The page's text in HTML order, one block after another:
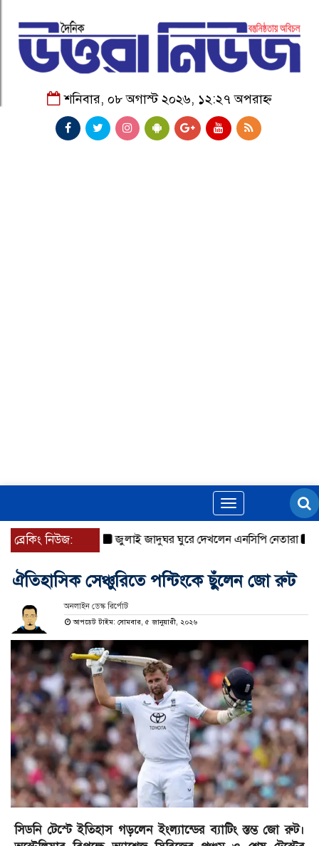
শনিবার, ০৮ অগাস্ট ২০২৬, ১২:২৭ অপরাহ্ন
Toggle
navigation
ব্রেকিং নিউজ: জুলাই জাদুঘর ঘুরে দেখলেন এনসিপি নেতারা
ঐতিহাসিক সেঞ্চুরিতে পন্টিংকে ছুঁলেন জো রুট
অনলাইন ডেস্ক রির্পোট
আপডেট টাইম: সোমবার, ৫ জানুয়ারী, ২০২৬
সিডনি টেস্টে ইতিহাস গড়লেন ইংল্যান্ডের ব্যাটিং স্তম্ভ জো রুট।